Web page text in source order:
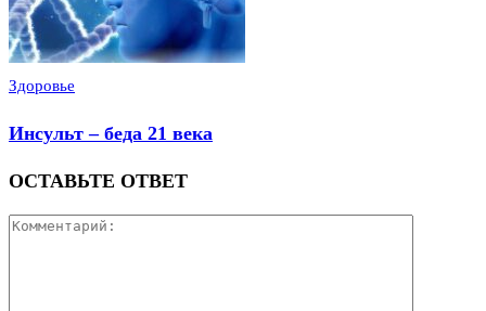
Здоровье
Инсульт – беда 21 века
ОСТАВЬТЕ ОТВЕТ